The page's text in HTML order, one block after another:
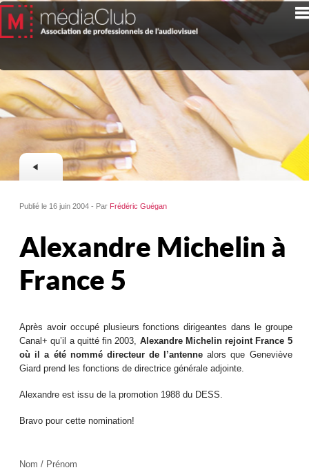
Publié le 16 juin 2004 - Par Frédéric Guégan
Alexandre Michelin à
France 5
Après avoir occupé plusieurs fonctions dirigeantes dans le groupe
Canal+ qu’il a quitté fin 2003, Alexandre Michelin rejoint France 5
où il a été nommé directeur de l’antenne alors que Geneviève
Giard prend les fonctions de directrice générale adjointe.
Alexandre est issu de la promotion 1988 du DESS.
Bravo pour cette nomination!
Nom / Prénom